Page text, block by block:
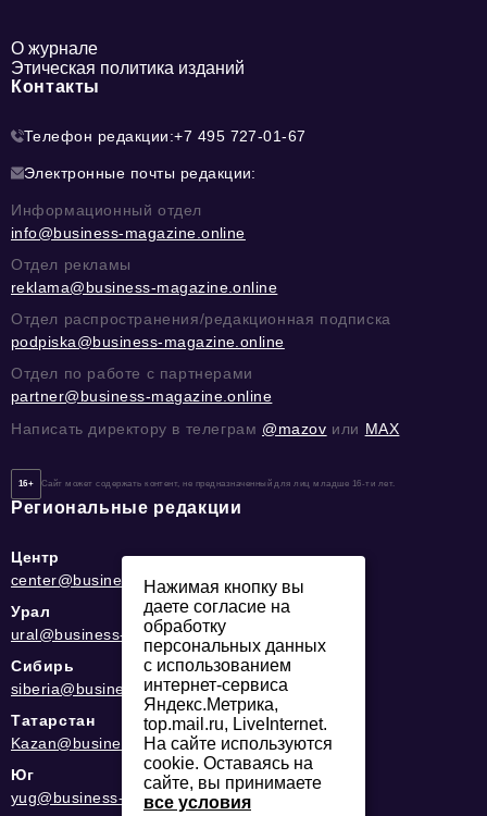
О журнале
Этическая политика изданий
Контакты
Телефон редакции:+7 495 727-01-67
Электронные почты редакции:
Информационный отдел
info@business-magazine.online
Отдел рекламы
reklama@business-magazine.online
Отдел распространения/редакционная подписка
podpiska@business-magazine.online
Отдел по работе с партнерами
partner@business-magazine.online
Написать директору в телеграм @mazov или MAX
16+ Сайт может содержать контент, не предназначенный для лиц младше 16-ти лет.
Региональные редакции
Центр
center@business-magazine.online
Урал
ural@business-magazine.online
Сибирь
siberia@business-magazine.online
Татарстан
Kazan@business-magazine.online
Юг
yug@business-magazine.online
Нажимая кнопку вы
даете согласие на
обработку
персональных данных
с использованием
интернет-сервиса
Яндекс.Метрика,
top.mail.ru, LiveInternet.
На сайте используются
cookie. Оставаясь на
сайте, вы принимаете
все условия